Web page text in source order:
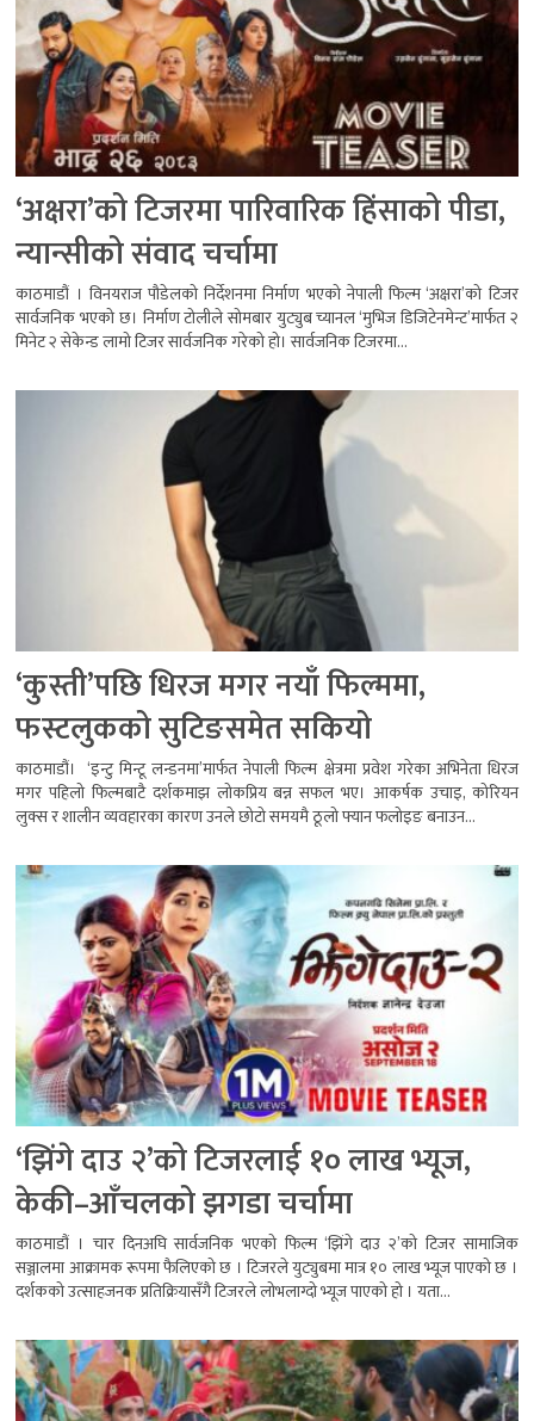
‘अक्षरा’को टिजरमा पारिवारिक हिंसाको पीडा,
न्यान्सीको संवाद चर्चामा
काठमाडौं । विनयराज पौडेलको निर्देशनमा निर्माण भएको नेपाली फिल्म ‘अक्षरा’को टिजर
सार्वजनिक भएको छ। निर्माण टोलीले सोमबार युट्युब च्यानल ‘मुभिज डिजिटेनमेन्ट’मार्फत २
मिनेट २ सेकेन्ड लामो टिजर सार्वजनिक गरेको हो। सार्वजनिक टिजरमा...
‘कुस्ती’पछि धिरज मगर नयाँ फिल्ममा,
फस्टलुकको सुटिङसमेत सकियो
काठमाडौं। ‘इन्टु मिन्टू लन्डनमा’मार्फत नेपाली फिल्म क्षेत्रमा प्रवेश गरेका अभिनेता धिरज
मगर पहिलो फिल्मबाटै दर्शकमाझ लोकप्रिय बन्न सफल भए। आकर्षक उचाइ, कोरियन
लुक्स र शालीन व्यवहारका कारण उनले छोटो समयमै ठूलो फ्यान फलोइङ बनाउन...
‘झिंगे दाउ २’को टिजरलाई १० लाख भ्यूज,
केकी–आँचलको झगडा चर्चामा
काठमाडौं । चार दिनअघि सार्वजनिक भएको फिल्म ‘झिंगे दाउ २’को टिजर सामाजिक
सञ्जालमा आक्रामक रूपमा फैलिएको छ । टिजरले युट्युबमा मात्र १० लाख भ्यूज पाएको छ ।
दर्शकको उत्साहजनक प्रतिक्रियासँगै टिजरले लोभलाग्दो भ्यूज पाएको हो । यता...